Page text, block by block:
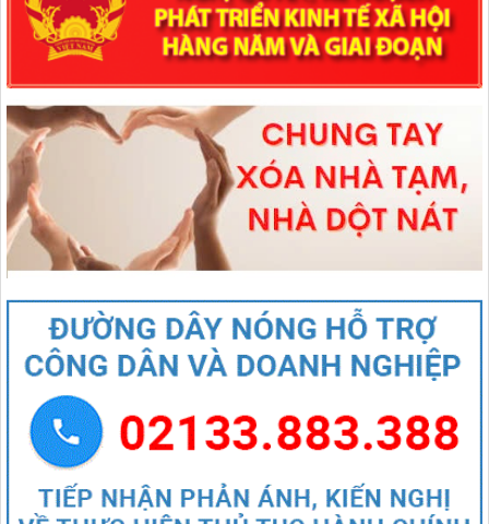
1670/NQ-UBTVQH15
Nghị quyết số 1670/NQ-UBTVQH15 của ỦY BAN THƯỜNG VỤ
lượt xem: 72 | lượt tải:49
544/QĐ-UBND
QUYẾT ĐỊNH Về việc thành lập Tổ giúp việc Ban biên tập Cổng
thông tin điện tử xã Mường Than
lượt xem: 47 | lượt tải:21
QUYẾT ĐỊNH Kiện toàn Ban biên tập Cổng thông tin điện tử xã
Mường Than
lượt xem: 49 | lượt tải:29
Nghị quyết Thông qua chủ trương sắp xếp đơn vị hành chính cấp xã
của tỉnh Lai Châu năm 2025
lượt xem: 90 | lượt tải:54
1670/NQ-UBTVQH15
Nghị quyết số 1670/NQ-UBTVQH15 của ỦY BAN THƯỜNG VỤ